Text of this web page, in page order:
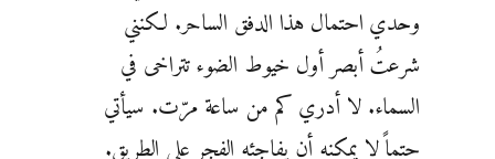
وحدي احتمال هذا الدفق الساحر. لكنني
شرعتُ أبصر أول خيوط الضوء تتراخى في
السماء. لا أدري كم من ساعة مرّت. سيأتي
حتماً لا يمكنه أن يفاجئه الفجر على الطريق.